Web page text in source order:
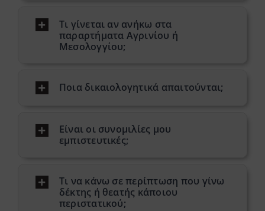
Προσωπικό
Τι γίνεται αν ανήκω στα
παραρτήματα Αγρινίου ή
Μεσολογγίου;
Ποια δικαιολογητικά απαιτούνται;
Είναι οι συνομιλίες μου
εμπιστευτικές;
Τι να κάνω σε περίπτωση που γίνω
δέκτης ή θεατής κάποιου
περιστατικού;